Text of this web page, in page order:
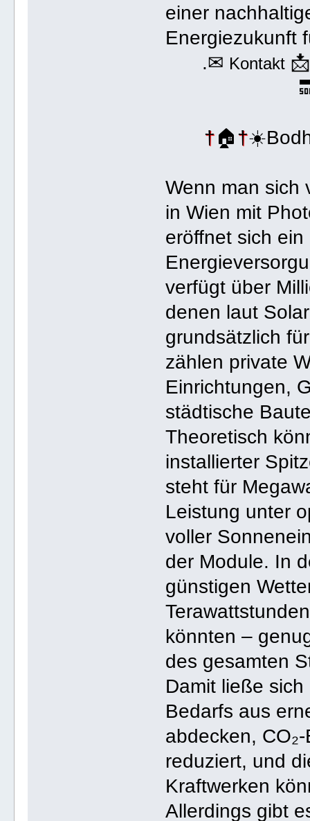
einer
Energiezukunft
.✉ Kontakt
†🏠†
Wenn man sich
in Wien mit
eröffnet sich
verfügt über
denen laut
grundsätzlich
zählen private
Einrichtungen,
städtische
Theoretisch
installierter
steht für
Leistung unter
voller
der Module. In
günstigen
könnten –
des gesamten
Damit ließe
Bedarfs aus
abdecken,
reduziert, und
Kraftwerken
Allerdings gibt